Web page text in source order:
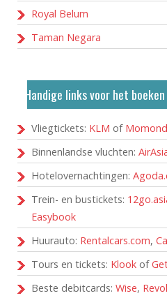
Royal Belum
Taman Negara
Handige links voor het
Vliegtickets: KLM of
Binnenlandse vluchten:
Hotelovernachtingen:
Trein- en bustickets:
Easybook
Huurauto: Rentalcars.com,
Tours en tickets: Klook of
Beste debitcards: Wise,